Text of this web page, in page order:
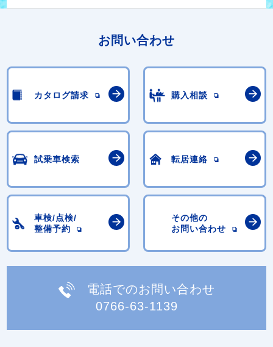
お問い合わせ
カタログ請求 購入相談
試乗車検索 転居連絡
車検/点検/
整備予約
その他の
お問い合わせ
電話でのお問い合わせ
0766-63-1139